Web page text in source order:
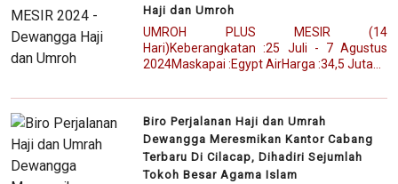
Haji dan Umroh
UMROH PLUS MESIR (14
Hari)Keberangkatan :25 Juli - 7 Agustus
2024Maskapai :Egypt AirHarga :34,5 Juta...
Biro Perjalanan Haji dan Umrah
Dewangga Meresmikan Kantor Cabang
Terbaru Di Cilacap, Dihadiri Sejumlah
Tokoh Besar Agama Islam